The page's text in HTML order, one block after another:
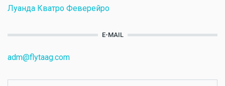
Луанда Кватро Феверейро
E-MAIL
adm@flytaag.com